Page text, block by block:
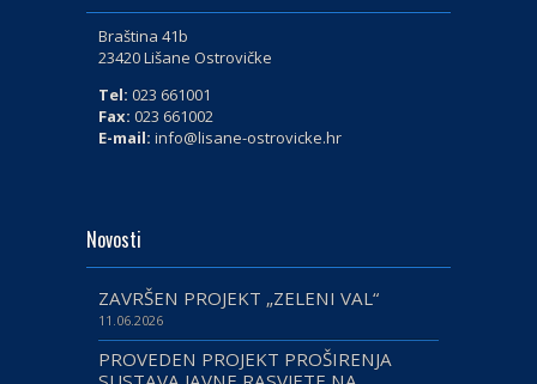
Braština 41b
23420 Lišane Ostrovičke
Tel: 023 661001
Fax: 023 661002
E-mail: info@lisane-ostrovicke.hr
Novosti
ZAVRŠEN PROJEKT „ZELENI VAL“
11.06.2026
PROVEDEN PROJEKT PROŠIRENJA